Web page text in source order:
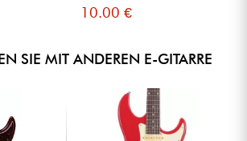
10.00 €
SIE MIT ANDEREN E-GITARRE